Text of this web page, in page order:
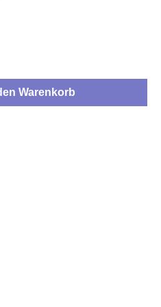
Wert ein
Warenkorb